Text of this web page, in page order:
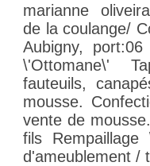
marianne
de la coulange/
Aubigny,
\'Ottomane\'
fauteuils,
mousse.
vente de
fils
d'ameublement /